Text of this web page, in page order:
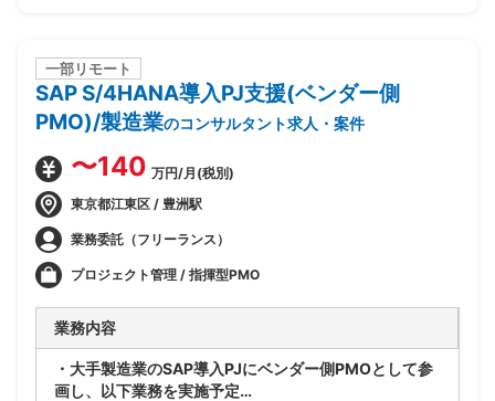
一部リモート
SAP S/4HANA導入PJ支援(ベンダー側
PMO)/製造業のコンサルタント求人・案件
〜140 万円/月(税別)
東京都江東区 / 豊洲駅
業務委託（フリーランス）
プロジェクト管理 / 指揮型PMO
業務内容
・大手製造業のSAP導入PJにベンダー側PMOとして参
画し、以下業務を実施予定